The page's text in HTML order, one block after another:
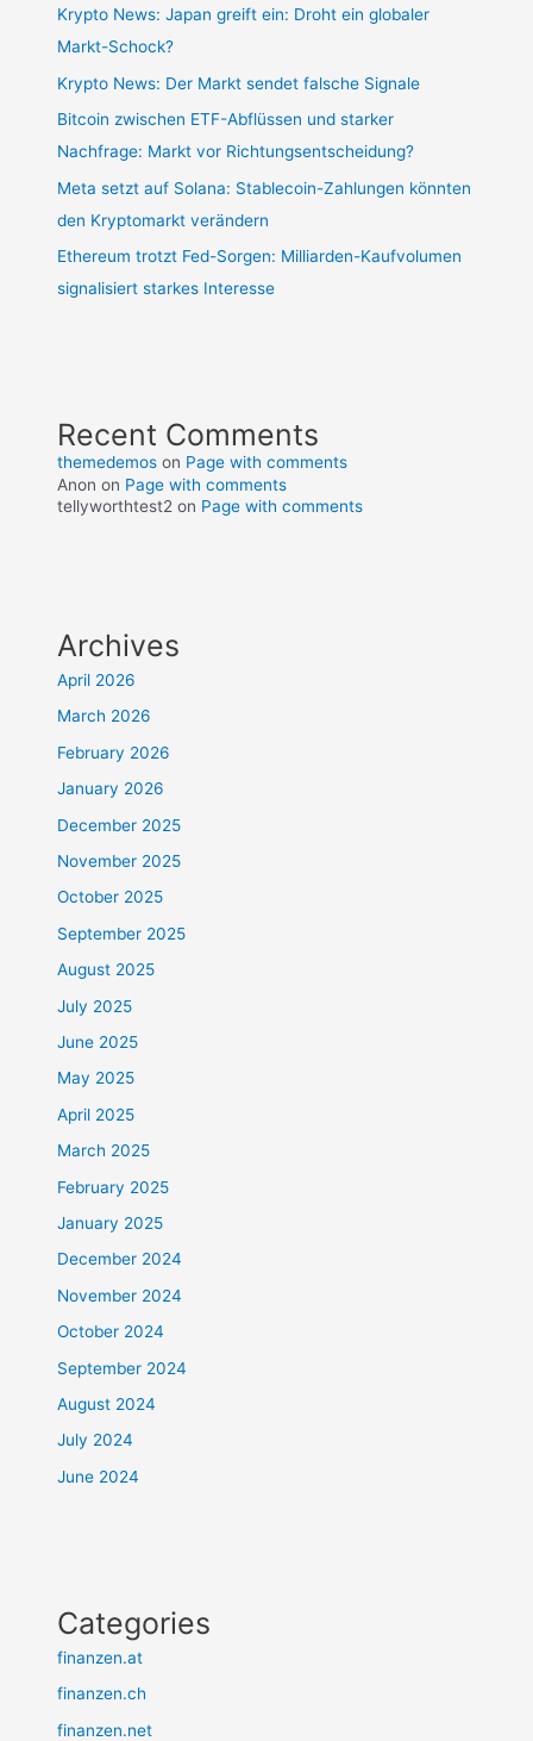
Krypto News: Japan greift ein: Droht ein globaler
Markt-Schock?
Krypto News: Der Markt sendet falsche Signale
Bitcoin zwischen ETF-Abflüssen und starker
Nachfrage: Markt vor Richtungsentscheidung?
Meta setzt auf Solana: Stablecoin-Zahlungen könnten
den Kryptomarkt verändern
Ethereum trotzt Fed-Sorgen: Milliarden-Kaufvolumen
signalisiert starkes Interesse
Recent Comments
themedemos on Page with comments
Anon on Page with comments
tellyworthtest2 on Page with comments
Archives
April 2026
March 2026
February 2026
January 2026
December 2025
November 2025
October 2025
September 2025
August 2025
July 2025
June 2025
May 2025
April 2025
March 2025
February 2025
January 2025
December 2024
November 2024
October 2024
September 2024
August 2024
July 2024
June 2024
Categories
finanzen.at
finanzen.ch
finanzen.net